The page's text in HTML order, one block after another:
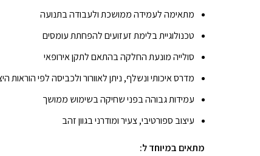
מתאימה לעמידה ממושכת ולעבודה בתנועה
טכנולוגיית בלימת זעזועים להפחתת עומסים
סולייה מונעת החלקה בהתאם לתקן אירופאי
מדרס איכותי ונשלף, ניתן לאוורור ולכביסה לפי הוראות
עמידות גבוהה בפני שחיקה בשימוש ממושך
עיצוב ספורטיבי, צעיר ומודרני בגוון זהב
מתאים במיוחד ל: